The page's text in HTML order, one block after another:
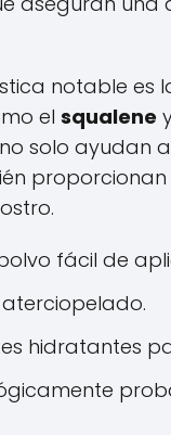
notable es
el squalene
solo ayudan
fácil de
hidratantes